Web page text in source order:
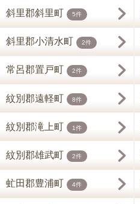
斜里郡斜里町 5件
斜里郡小清水町 2件
常呂郡置戸町 2件
紋別郡遠軽町 8件
紋別郡滝上町 1件
紋別郡雄武町 2件
虻田郡豊浦町 4件